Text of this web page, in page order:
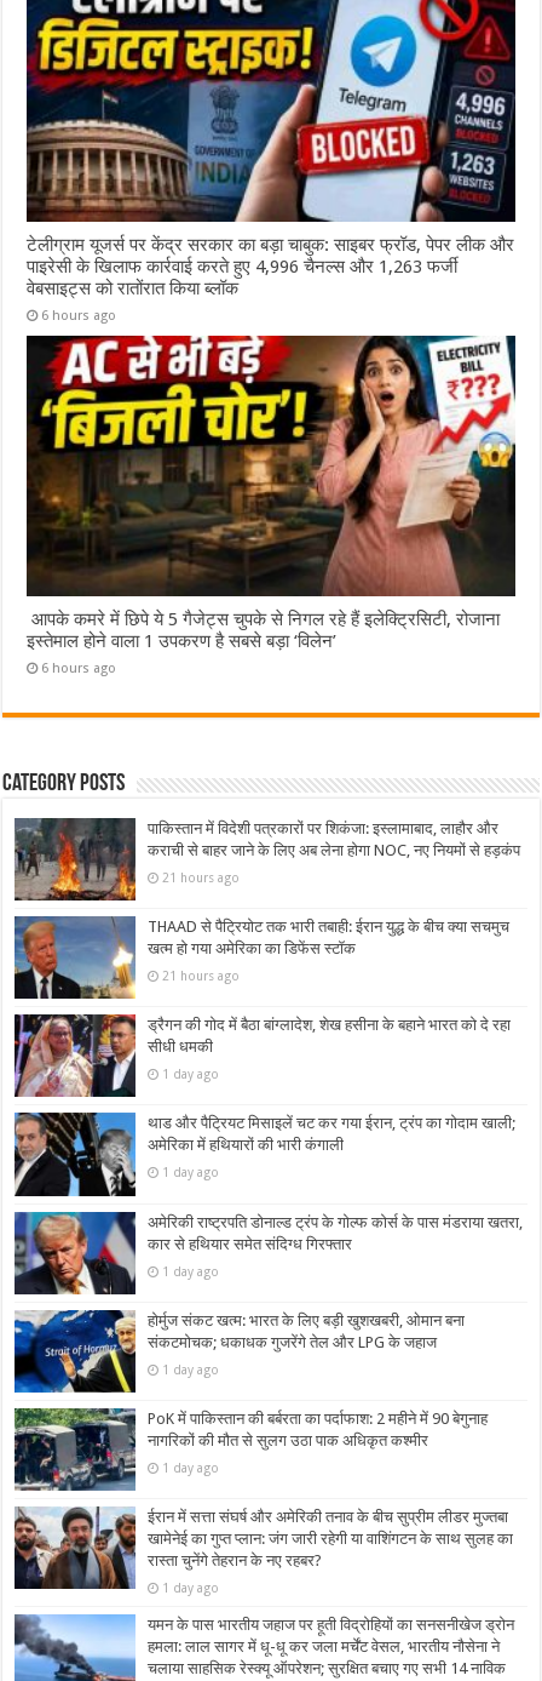
टेलीग्राम यूजर्स पर केंद्र सरकार का बड़ा चाबुक: साइबर फ्रॉड, पेपर लीक और
पाइरेसी के खिलाफ कार्रवाई करते हुए 4,996 चैनल्स और 1,263 फर्जी
वेबसाइट्स को रातोंरात किया ब्लॉक
6 hours ago
आपके कमरे में छिपे ये 5 गैजेट्स चुपके से निगल रहे हैं इलेक्ट्रिसिटी, रोजाना
इस्तेमाल होने वाला 1 उपकरण है सबसे बड़ा ‘विलेन’
6 hours ago
Category Posts
पाकिस्तान में विदेशी पत्रकारों पर शिकंजा: इस्लामाबाद, लाहौर और
कराची से बाहर जाने के लिए अब लेना होगा NOC, नए नियमों से हड़कंप
21 hours ago
THAAD से पैट्रियोट तक भारी तबाही: ईरान युद्ध के बीच क्या सचमुच
खत्म हो गया अमेरिका का डिफेंस स्टॉक
21 hours ago
ड्रैगन की गोद में बैठा बांग्लादेश, शेख हसीना के बहाने भारत को दे रहा
सीधी धमकी
1 day ago
थाड और पैट्रियट मिसाइलें चट कर गया ईरान, ट्रंप का गोदाम खाली;
अमेरिका में हथियारों की भारी कंगाली
1 day ago
अमेरिकी राष्ट्रपति डोनाल्ड ट्रंप के गोल्फ कोर्स के पास मंडराया खतरा,
कार से हथियार समेत संदिग्ध गिरफ्तार
1 day ago
होर्मुज संकट खत्म: भारत के लिए बड़ी खुशखबरी, ओमान बना
संकटमोचक; धकाधक गुजरेंगे तेल और LPG के जहाज
1 day ago
PoK में पाकिस्तान की बर्बरता का पर्दाफाश: 2 महीने में 90 बेगुनाह
नागरिकों की मौत से सुलग उठा पाक अधिकृत कश्मीर
1 day ago
ईरान में सत्ता संघर्ष और अमेरिकी तनाव के बीच सुप्रीम लीडर मुज्तबा
खामेनेई का गुप्त प्लान: जंग जारी रहेगी या वाशिंगटन के साथ सुलह का
रास्ता चुनेंगे तेहरान के नए रहबर?
1 day ago
यमन के पास भारतीय जहाज पर हूती विद्रोहियों का सनसनीखेज ड्रोन
हमला: लाल सागर में धू-धू कर जला मर्चेंट वेसल, भारतीय नौसेना ने
चलाया साहसिक रेस्क्यू ऑपरेशन; सुरक्षित बचाए गए सभी 14 नाविक